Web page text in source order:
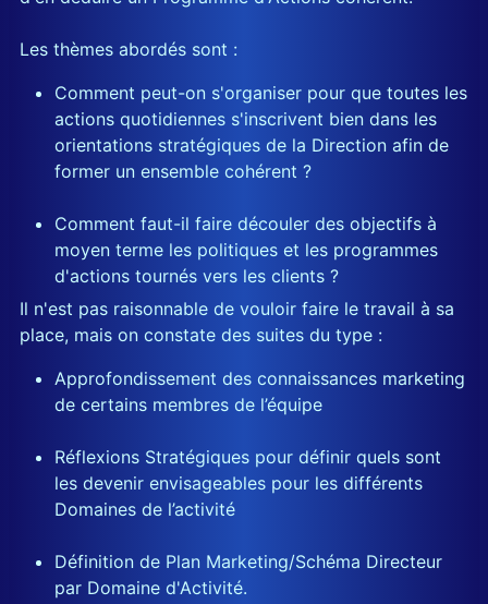
Les thèmes abordés sont :
Comment peut-on s'organiser pour que toutes les
actions quotidiennes s'inscrivent bien dans les
orientations stratégiques de la Direction afin de
former un ensemble cohérent ?
Comment faut-il faire découler des objectifs à
moyen terme les politiques et les programmes
d'actions tournés vers les clients ?
Il n'est pas raisonnable de vouloir faire le travail à sa
place, mais on constate des suites du type :
Approfondissement des connaissances marketing
de certains membres de l’équipe
Réflexions Stratégiques pour définir quels sont
les devenir envisageables pour les différents
Domaines de l’activité
Définition de Plan Marketing/Schéma Directeur
par Domaine d'Activité.